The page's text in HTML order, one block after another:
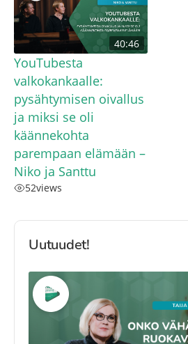
40:46
YouTubesta
valkokankaalle:
pysähtymisen oivallus
ja miksi se oli
käännekohta
parempaan elämään –
Niko ja Santtu
52views
Uutuudet!